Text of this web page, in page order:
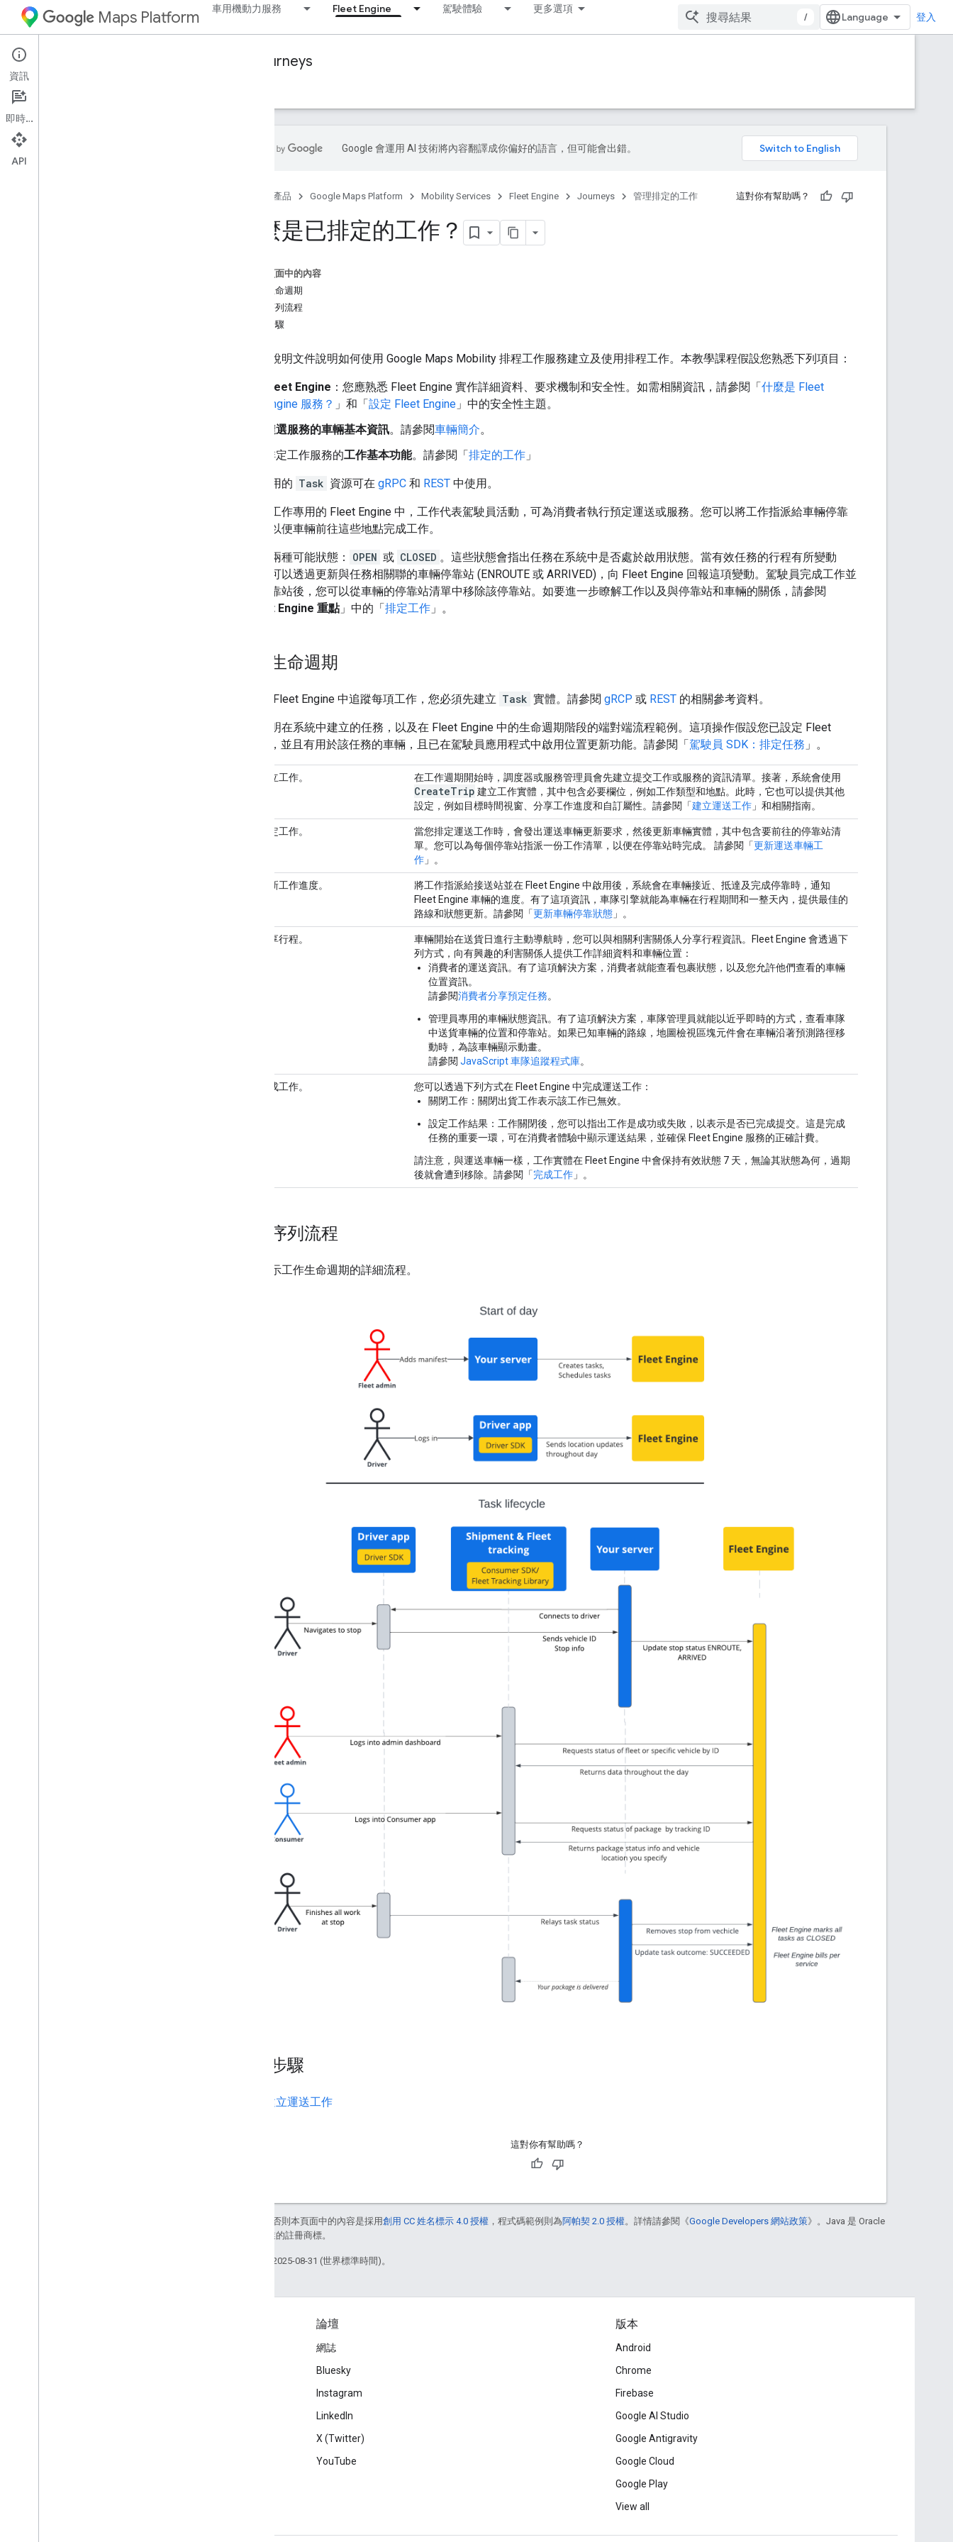
Maps Platform 車用機動力服務 Fleet Engine 駕駛體驗 更多選項
/ 登入
Mobility Services Journeys
總覽
Google 會運用 AI 技術將內容翻譯成你偏好的語言，但可能會出錯。
產品 Google Maps Platform Mobility Services Fleet Engine Journeys 管理排定的工作 這對你有幫助嗎？
什麼是已排定的工作？
這個頁面中的內容
工作生命週期
工作序列流程
後續步驟
本節的說明文件說明如何使用 Google Maps Mobility 排程工作服務建立及使用排程工作。本教學課程假設您熟悉下列項目：
Fleet Engine ：您應熟悉 Fleet Engine 實作詳細資料、要求機制和安全性。如需相關資訊，請參閱「什麼是 Fleet
Engine 服務？ 」和「設定 Fleet Engine 」中的安全性主題。
隨選服務的車輛基本資訊。請參閱車輛簡介。
排定工作服務的工作基本功能。請參閱「排定的工作 」
您要使用的 Task 資源可在 gRPC 和 REST 中使用。
在預定工作專用的 Fleet Engine 中，工作代表駕駛員活動，可為消費者執行預定運送或服務。您可以將工作指派給車輛停靠
地點，以便車輛前往這些地點完成工作。
工作有兩種可能狀態： OPEN 或 CLOSED 。這些狀態會指出任務在系統中是否處於啟用狀態。當有效任務的行程有所變動
時，您可以透過更新與任務相關聯的車輛停靠站 (ENROUTE 或 ARRIVED)，向 Fleet Engine 回報這項變動。駕駛員完成工作並
離開停靠站後，您可以從車輛的停靠站清單中移除該停靠站。如要進一步瞭解工作以及與停靠站和車輛的關係，請參閱
Fleet Engine 重點」中的「排定工作 」。
工作生命週期
如要在 Fleet Engine 中追蹤每項工作，您必須先建立 Task 實體。請參閱 gRCP 或 REST 的相關參考資料。
下表說明在系統中建立的任務，以及在 Fleet Engine 中的生命週期階段的端對端流程範例。這項操作假設您已設定 Fleet
Engine，並且有用於該任務的車輛，且已在駕駛員應用程式中啟用位置更新功能。請參閱「駕駛員 SDK：排定任務 」。
建立工作。 在工作週期開始時，調度器或服務管理員會先建立提交工作或服務的資訊清單。接著，系統會使用
CreateTrip 建立工作實體，其中包含必要欄位，例如工作類型和地點。此時，它也可以提供其他
設定，例如目標時間視窗、分享工作進度和自訂屬性。請參閱「建立運送工作 」和相關指南。
排定工作。
當您排定運送工作時，會發出運送車輛更新要求，然後更新車輛實體，其中包含要前往的停靠站清
單。您可以為每個停靠站指派一份工作清單，以便在停靠站時完成。 請參閱「更新運送車輛工
作 」。
更新工作進度。
將工作指派給接送站並在 Fleet Engine 中啟用後，系統會在車輛接近、抵達及完成停靠時，通知
Fleet Engine 車輛的進度。有了這項資訊，車隊引擎就能為車輛在行程期間和一整天內，提供最佳的
路線和狀態更新。請參閱「更新車輛停靠狀態 」。
分享行程。
車輛開始在送貨日進行主動導航時，您可以與相關利害關係人分享行程資訊。Fleet Engine 會透過下
列方式，向有興趣的利害關係人提供工作詳細資料和車輛位置：
消費者的運送資訊。有了這項解決方案，消費者就能查看包裹狀態，以及您允許他們查看的車輛
位置資訊。
請參閱消費者分享預定任務。
管理員專用的車輛狀態資訊。有了這項解決方案，車隊管理員就能以近乎即時的方式，查看車隊
中送貨車輛的位置和停靠站。如果已知車輛的路線，地圖檢視區塊元件會在車輛沿著預測路徑移
動時，為該車輛顯示動畫。
請參閱 JavaScript 車隊追蹤程式庫。
完成工作。
您可以透過下列方式在 Fleet Engine 中完成運送工作：
關閉工作 ：關閉出貨工作表示該工作已無效。
設定工作結果 ：工作關閉後，您可以指出工作是成功或失敗，以表示是否已完成提交。這是完成
任務的重要一環，可在消費者體驗中顯示運送結果，並確保 Fleet Engine 服務的正確計費。
請注意，與運送車輛一樣，工作實體在 Fleet Engine 中會保持有效狀態 7 天，無論其狀態為何，過期
後就會遭到移除。請參閱「完成工作 」。
工作序列流程
下圖顯示工作生命週期的詳細流程。
後續步驟
建立運送工作
這對你有幫助嗎？
除非另有註明，否則本頁面中的內容是採用創用 CC 姓名標示 4.0 授權 ，程式碼範例則為阿帕契 2.0 授權。詳情請參閱《Google Developers 網站政策》。Java 是 Oracle
和/或其關聯企業的註冊商標。
上次更新時間：2025-08-31 (世界標準時間)。
論壇
網誌
Bluesky
Instagram
LinkedIn
X (Twitter)
YouTube
版本
Android
Chrome
Firebase
Google AI Studio
Google Antigravity
Google Cloud
Google Play
View all
資訊
即時通訊
API